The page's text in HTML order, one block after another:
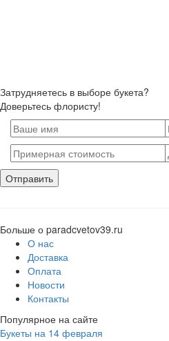
Затрудняетесь в выборе букета?
Доверьтесь флористу!
Больше о paradcvetov39.ru
О нас
Доставка
Оплата
Новости
Контакты
Популярное на сайте
Букеты на 14 февраля